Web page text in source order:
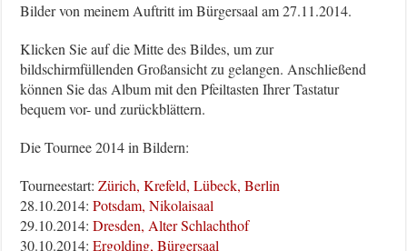
Bilder von meinem Auftritt im Bürgersaal am 27.11.2014.
Klicken Sie auf die Mitte des Bildes, um zur
bildschirmfüllenden Großansicht zu gelangen. Anschließend
können Sie das Album mit den Pfeiltasten Ihrer Tastatur
bequem vor- und zurückblättern.
Die Tournee 2014 in Bildern:
Tourneestart:Zürich, Krefeld, Lübeck, Berlin
28.10.2014:Potsdam, Nikolaisaal
29.10.2014:Dresden, Alter Schlachthof
30.10.2014:Ergolding, Bürgersaal